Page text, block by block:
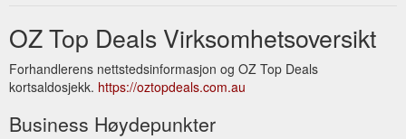
OZ Top Deals Virksomhetsoversikt
Forhandlerens nettstedsinformasjon og OZ Top Deals
kortsaldosjekk. https://oztopdeals.com.au
Business Høydepunkter